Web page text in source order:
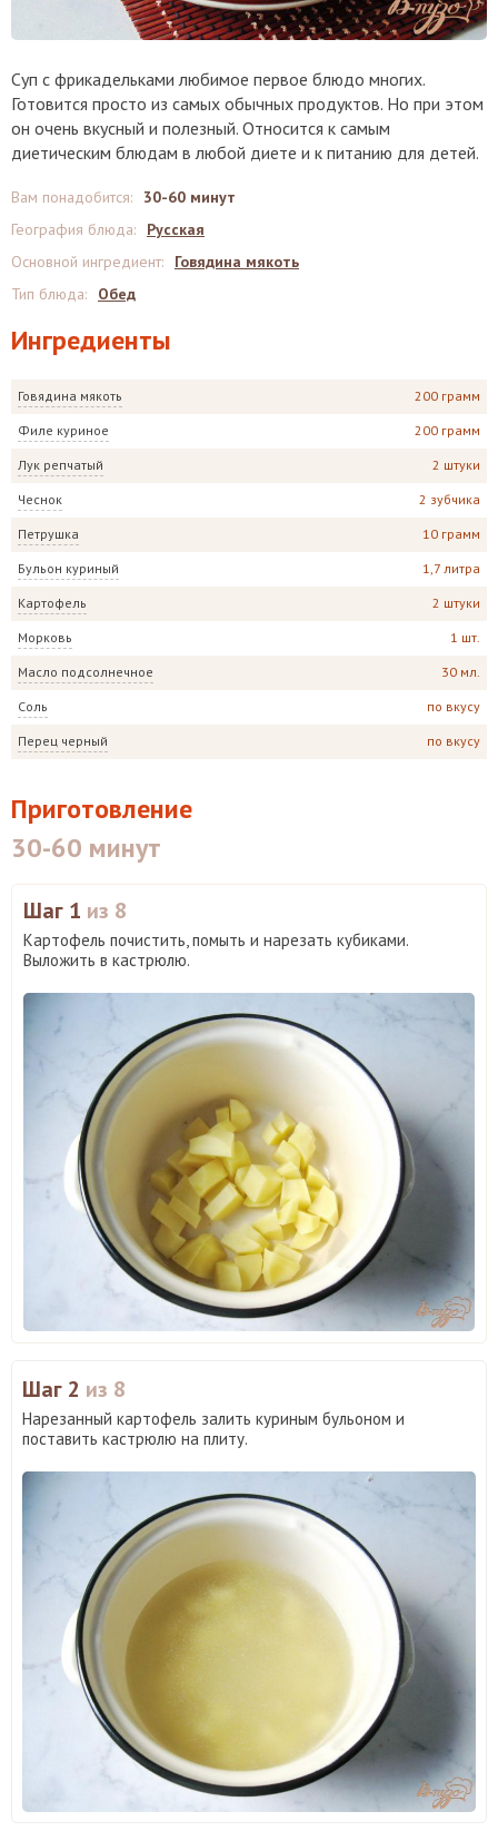
Суп с фрикадельками любимое первое блюдо многих.
Готовится просто из самых обычных продуктов. Но при этом
он очень вкусный и полезный. Относится к самым
диетическим блюдам в любой диете и к питанию для детей.
Ингредиенты
Говядина мякоть 200 грамм
Филе куриное 200 грамм
Лук репчатый 2 штуки
Чеснок 2 зубчика
Петрушка 10 грамм
Бульон куриный 1,7 литра
Картофель 2 штуки
Морковь 1 шт.
Масло подсолнечное 30 мл.
Соль по вкусу
Перец черный по вкусу
Вам понадобится:
30-60 минут
География блюда:
Русская
Основной ингредиент:
Говядина мякоть
Тип блюда: Обед
Приготовление
30-60 минут
Шаг 1 из 8
Картофель почистить, помыть и нарезать кубиками.
Выложить в кастрюлю.
Шаг 2 из 8
Нарезанный картофель залить куриным бульоном и
поставить кастрюлю на плиту.